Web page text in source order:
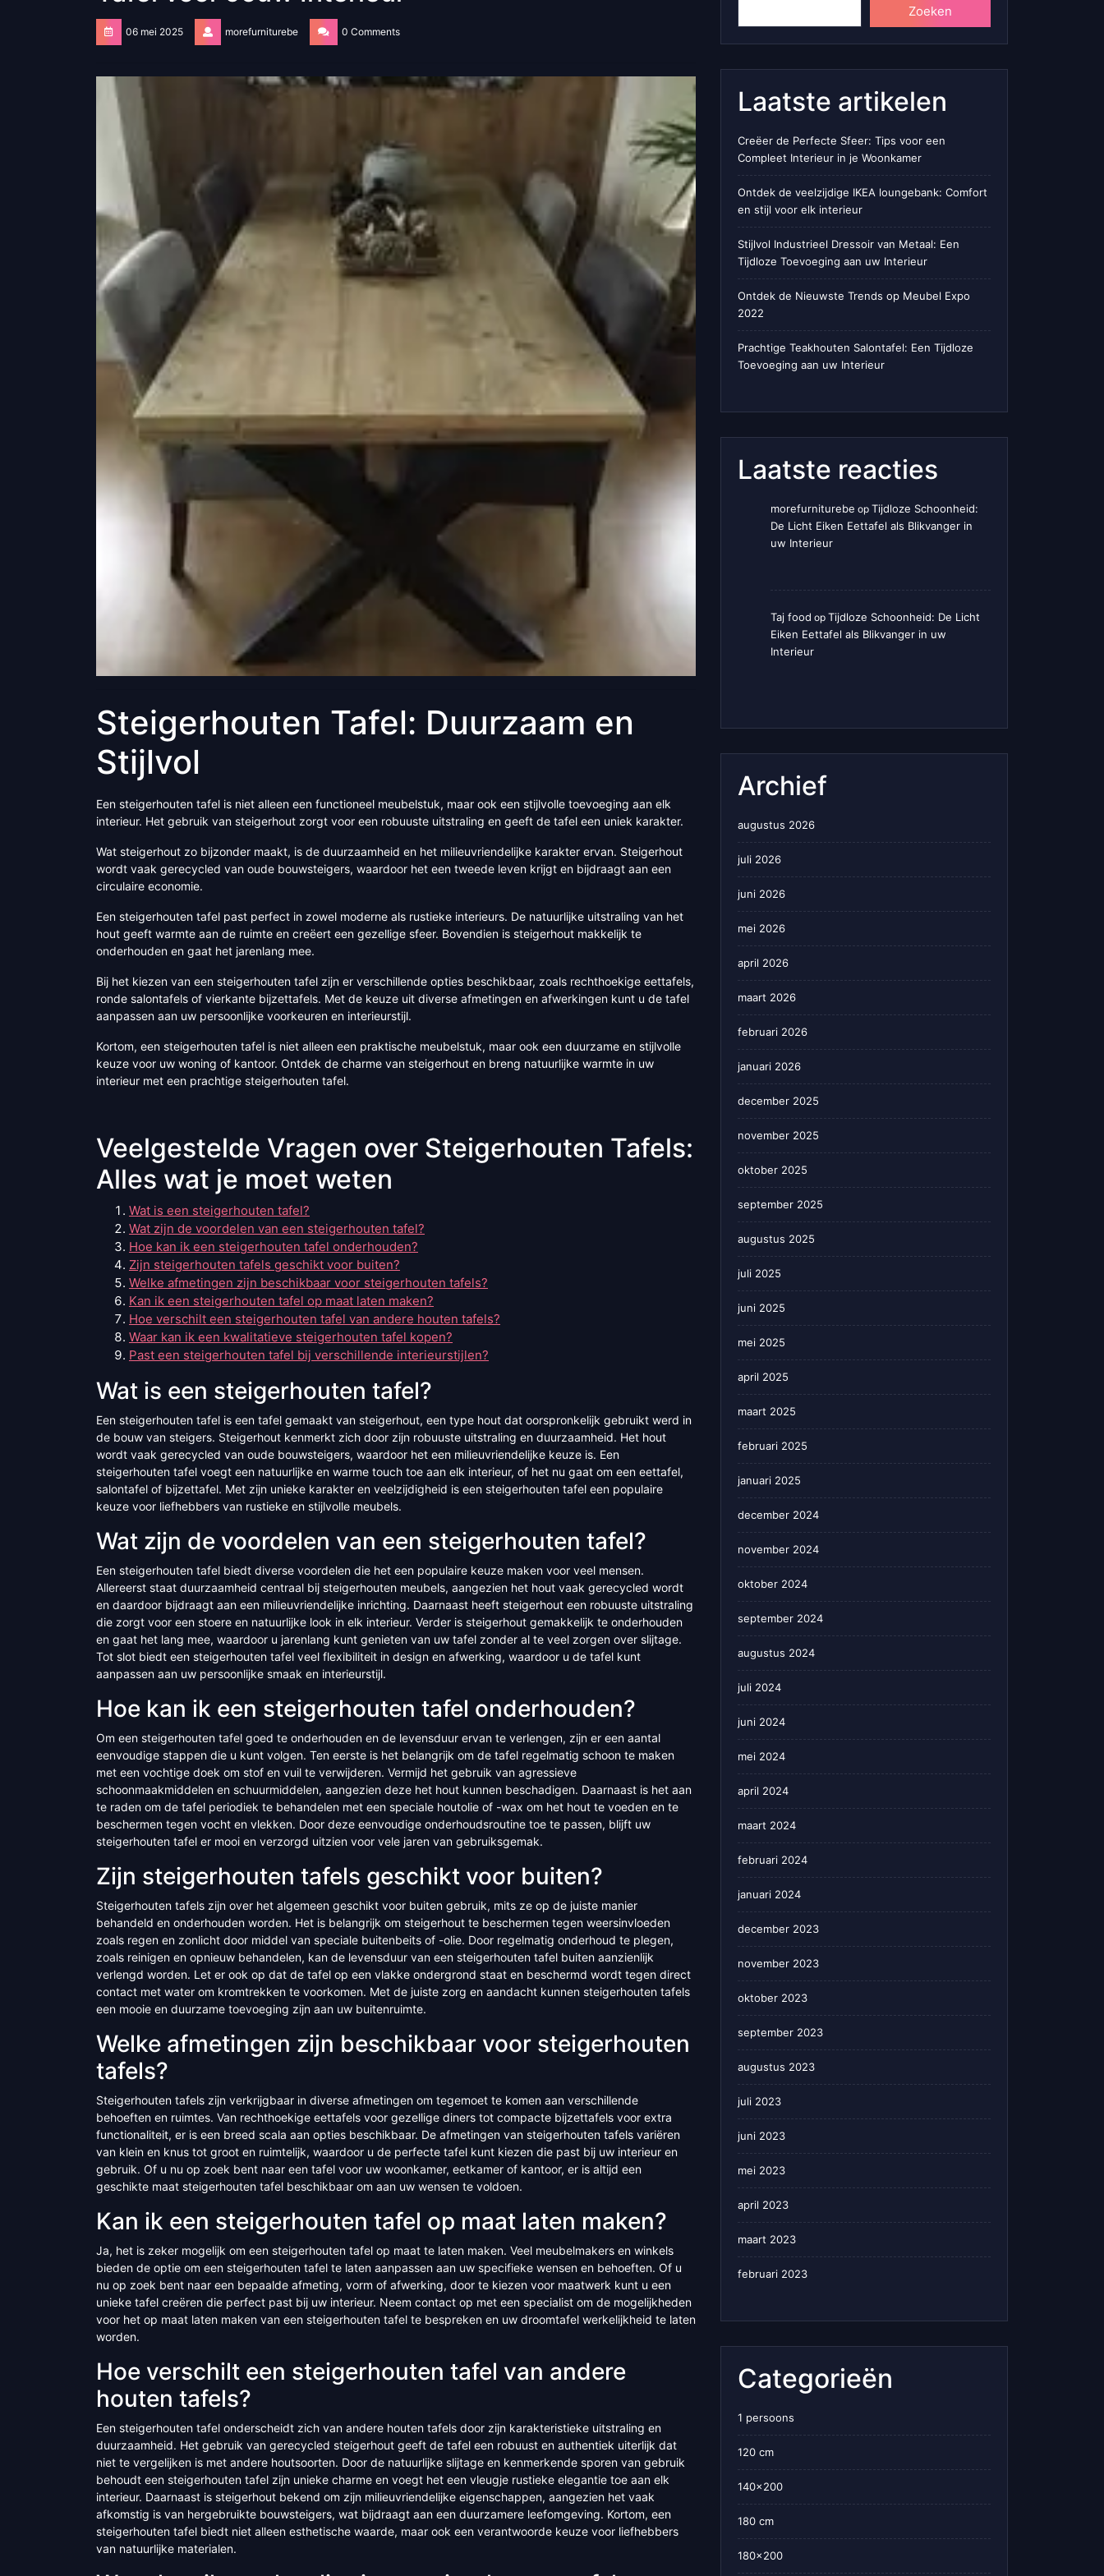
06 mei 2025 morefurniturebe 0 Comments
Steigerhouten Tafel: Duurzaam en
Stijlvol
Een steigerhouten tafel is niet alleen een functioneel meubelstuk, maar ook een stijlvolle toevoeging aan elk
interieur. Het gebruik van steigerhout zorgt voor een robuuste uitstraling en geeft de tafel een uniek karakter.
Wat steigerhout zo bijzonder maakt, is de duurzaamheid en het milieuvriendelijke karakter ervan. Steigerhout
wordt vaak gerecycled van oude bouwsteigers, waardoor het een tweede leven krijgt en bijdraagt aan een
circulaire economie.
Een steigerhouten tafel past perfect in zowel moderne als rustieke interieurs. De natuurlijke uitstraling van het
hout geeft warmte aan de ruimte en creëert een gezellige sfeer. Bovendien is steigerhout makkelijk te
onderhouden en gaat het jarenlang mee.
Bij het kiezen van een steigerhouten tafel zijn er verschillende opties beschikbaar, zoals rechthoekige eettafels,
ronde salontafels of vierkante bijzettafels. Met de keuze uit diverse afmetingen en afwerkingen kunt u de tafel
aanpassen aan uw persoonlijke voorkeuren en interieurstijl.
Kortom, een steigerhouten tafel is niet alleen een praktische meubelstuk, maar ook een duurzame en stijlvolle
keuze voor uw woning of kantoor. Ontdek de charme van steigerhout en breng natuurlijke warmte in uw
interieur met een prachtige steigerhouten tafel.
Veelgestelde Vragen over Steigerhouten Tafels:
Alles wat je moet weten
Wat is een steigerhouten tafel?
Wat zijn de voordelen van een steigerhouten tafel?
Hoe kan ik een steigerhouten tafel onderhouden?
Zijn steigerhouten tafels geschikt voor buiten?
Welke afmetingen zijn beschikbaar voor steigerhouten tafels?
Kan ik een steigerhouten tafel op maat laten maken?
Hoe verschilt een steigerhouten tafel van andere houten tafels?
Waar kan ik een kwalitatieve steigerhouten tafel kopen?
Past een steigerhouten tafel bij verschillende interieurstijlen?
Wat is een steigerhouten tafel?
Een steigerhouten tafel is een tafel gemaakt van steigerhout, een type hout dat oorspronkelijk gebruikt werd in
de bouw van steigers. Steigerhout kenmerkt zich door zijn robuuste uitstraling en duurzaamheid. Het hout
wordt vaak gerecycled van oude bouwsteigers, waardoor het een milieuvriendelijke keuze is. Een
steigerhouten tafel voegt een natuurlijke en warme touch toe aan elk interieur, of het nu gaat om een eettafel,
salontafel of bijzettafel. Met zijn unieke karakter en veelzijdigheid is een steigerhouten tafel een populaire
keuze voor liefhebbers van rustieke en stijlvolle meubels.
Wat zijn de voordelen van een steigerhouten tafel?
Een steigerhouten tafel biedt diverse voordelen die het een populaire keuze maken voor veel mensen.
Allereerst staat duurzaamheid centraal bij steigerhouten meubels, aangezien het hout vaak gerecycled wordt
en daardoor bijdraagt aan een milieuvriendelijke inrichting. Daarnaast heeft steigerhout een robuuste uitstraling
die zorgt voor een stoere en natuurlijke look in elk interieur. Verder is steigerhout gemakkelijk te onderhouden
en gaat het lang mee, waardoor u jarenlang kunt genieten van uw tafel zonder al te veel zorgen over slijtage.
Tot slot biedt een steigerhouten tafel veel flexibiliteit in design en afwerking, waardoor u de tafel kunt
aanpassen aan uw persoonlijke smaak en interieurstijl.
Hoe kan ik een steigerhouten tafel onderhouden?
Om een steigerhouten tafel goed te onderhouden en de levensduur ervan te verlengen, zijn er een aantal
eenvoudige stappen die u kunt volgen. Ten eerste is het belangrijk om de tafel regelmatig schoon te maken
met een vochtige doek om stof en vuil te verwijderen. Vermijd het gebruik van agressieve
schoonmaakmiddelen en schuurmiddelen, aangezien deze het hout kunnen beschadigen. Daarnaast is het aan
te raden om de tafel periodiek te behandelen met een speciale houtolie of -wax om het hout te voeden en te
beschermen tegen vocht en vlekken. Door deze eenvoudige onderhoudsroutine toe te passen, blijft uw
steigerhouten tafel er mooi en verzorgd uitzien voor vele jaren van gebruiksgemak.
Zijn steigerhouten tafels geschikt voor buiten?
Steigerhouten tafels zijn over het algemeen geschikt voor buiten gebruik, mits ze op de juiste manier
behandeld en onderhouden worden. Het is belangrijk om steigerhout te beschermen tegen weersinvloeden
zoals regen en zonlicht door middel van speciale buitenbeits of -olie. Door regelmatig onderhoud te plegen,
zoals reinigen en opnieuw behandelen, kan de levensduur van een steigerhouten tafel buiten aanzienlijk
verlengd worden. Let er ook op dat de tafel op een vlakke ondergrond staat en beschermd wordt tegen direct
contact met water om kromtrekken te voorkomen. Met de juiste zorg en aandacht kunnen steigerhouten tafels
een mooie en duurzame toevoeging zijn aan uw buitenruimte.
Welke afmetingen zijn beschikbaar voor steigerhouten
tafels?
Steigerhouten tafels zijn verkrijgbaar in diverse afmetingen om tegemoet te komen aan verschillende
behoeften en ruimtes. Van rechthoekige eettafels voor gezellige diners tot compacte bijzettafels voor extra
functionaliteit, er is een breed scala aan opties beschikbaar. De afmetingen van steigerhouten tafels variëren
van klein en knus tot groot en ruimtelijk, waardoor u de perfecte tafel kunt kiezen die past bij uw interieur en
gebruik. Of u nu op zoek bent naar een tafel voor uw woonkamer, eetkamer of kantoor, er is altijd een
geschikte maat steigerhouten tafel beschikbaar om aan uw wensen te voldoen.
Kan ik een steigerhouten tafel op maat laten maken?
Ja, het is zeker mogelijk om een steigerhouten tafel op maat te laten maken. Veel meubelmakers en winkels
bieden de optie om een steigerhouten tafel te laten aanpassen aan uw specifieke wensen en behoeften. Of u
nu op zoek bent naar een bepaalde afmeting, vorm of afwerking, door te kiezen voor maatwerk kunt u een
unieke tafel creëren die perfect past bij uw interieur. Neem contact op met een specialist om de mogelijkheden
voor het op maat laten maken van een steigerhouten tafel te bespreken en uw droomtafel werkelijkheid te laten
worden.
Hoe verschilt een steigerhouten tafel van andere
houten tafels?
Een steigerhouten tafel onderscheidt zich van andere houten tafels door zijn karakteristieke uitstraling en
duurzaamheid. Het gebruik van gerecycled steigerhout geeft de tafel een robuust en authentiek uiterlijk dat
niet te vergelijken is met andere houtsoorten. Door de natuurlijke slijtage en kenmerkende sporen van gebruik
behoudt een steigerhouten tafel zijn unieke charme en voegt het een vleugje rustieke elegantie toe aan elk
interieur. Daarnaast is steigerhout bekend om zijn milieuvriendelijke eigenschappen, aangezien het vaak
afkomstig is van hergebruikte bouwsteigers, wat bijdraagt aan een duurzamere leefomgeving. Kortom, een
steigerhouten tafel biedt niet alleen esthetische waarde, maar ook een verantwoorde keuze voor liefhebbers
van natuurlijke materialen.
Zoeken
Laatste artikelen
Creëer de Perfecte Sfeer: Tips voor een
Compleet Interieur in je Woonkamer
Ontdek de veelzijdige IKEA loungebank: Comfort
en stijl voor elk interieur
Stijlvol Industrieel Dressoir van Metaal: Een
Tijdloze Toevoeging aan uw Interieur
Ontdek de Nieuwste Trends op Meubel Expo
2022
Prachtige Teakhouten Salontafel: Een Tijdloze
Toevoeging aan uw Interieur
Laatste reacties
morefurniturebe op Tijdloze Schoonheid:
De Licht Eiken Eettafel als Blikvanger in
uw Interieur
Taj food op Tijdloze Schoonheid: De Licht
Eiken Eettafel als Blikvanger in uw
Interieur
Archief
augustus 2026
juli 2026
juni 2026
mei 2026
april 2026
maart 2026
februari 2026
januari 2026
december 2025
november 2025
oktober 2025
september 2025
augustus 2025
juli 2025
juni 2025
mei 2025
april 2025
maart 2025
februari 2025
januari 2025
december 2024
november 2024
oktober 2024
september 2024
augustus 2024
juli 2024
juni 2024
mei 2024
april 2024
maart 2024
februari 2024
januari 2024
december 2023
november 2023
oktober 2023
september 2023
augustus 2023
juli 2023
juni 2023
mei 2023
april 2023
maart 2023
februari 2023
Categorieën
1 persoons
120 cm
140×200
180 cm
180×200